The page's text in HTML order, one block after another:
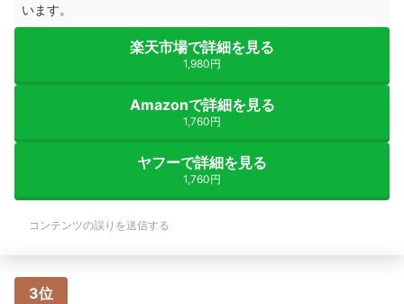
います。
楽天市場で詳細を見る
1,980円
Amazonで詳細を見る
1,760円
ヤフーで詳細を見る
1,760円
コンテンツの誤りを送信する
3位